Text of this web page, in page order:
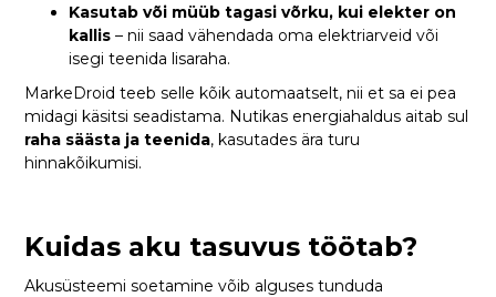
Kasutab või müüb tagasi võrku, kui elekter on
kallis – nii saad vähendada oma elektriarveid või
isegi teenida lisaraha.
MarkeDroid teeb selle kõik automaatselt, nii et sa ei pea
midagi käsitsi seadistama. Nutikas energiahaldus aitab sul
raha säästa ja teenida, kasutades ära turu
hinnakõikumisi.
Kuidas aku tasuvus töötab?
Akusüsteemi soetamine võib alguses tunduda